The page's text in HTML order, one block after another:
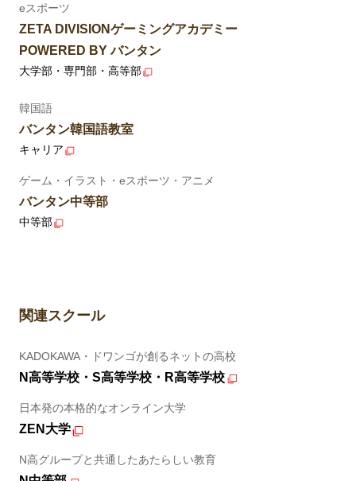
eスポーツ
ZETA DIVISIONゲーミングアカデミー
POWERED BY バンタン
大学部・専門部・高等部
韓国語
バンタン韓国語教室
キャリア
ゲーム・イラスト・eスポーツ・アニメ
バンタン中等部
中等部
関連スクール
KADOKAWA・ドワンゴが創るネットの高校
N高等学校・S高等学校・R高等学校
日本発の本格的なオンライン大学
ZEN大学
N高グループと共通したあたらしい教育